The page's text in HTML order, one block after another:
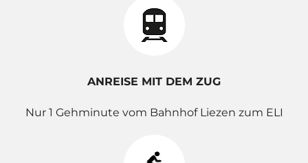
ANREISE MIT DEM ZUG
Nur 1 Gehminute vom Bahnhof Liezen zum ELI